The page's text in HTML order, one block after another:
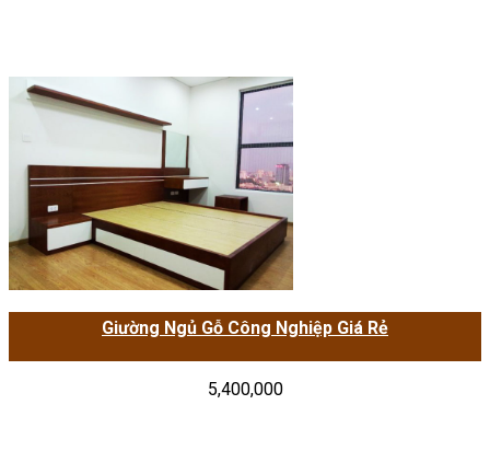
Giường Ngủ Gỗ Công Nghiệp Giá Rẻ
5,400,000